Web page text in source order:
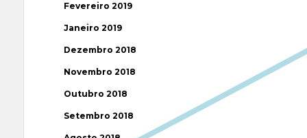
Fevereiro 2019
Janeiro 2019
Dezembro 2018
Novembro 2018
Outubro 2018
Setembro 2018